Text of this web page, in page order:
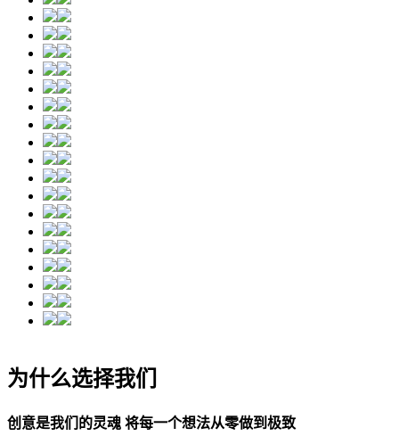
为什么选择我们
创意是我们的灵魂 将每一个想法从零做到极致